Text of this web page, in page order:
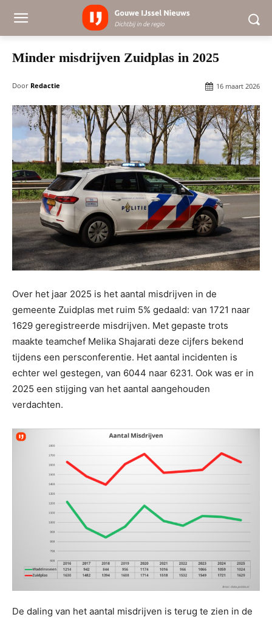
Minder misdrijven Zuidplas in 2025
Door Redactie 16 maart 2026
Over het jaar 2025 is het aantal misdrijven in de
gemeente Zuidplas met ruim 5% gedaald: van 1721 naar
1629 geregistreerde misdrijven. Met gepaste trots
maakte teamchef Melika Shajarati deze cijfers bekend
tijdens een persconferentie. Het aantal incidenten is
echter wel gestegen, van 6044 naar 6231. Ook was er in
2025 een stijging van het aantal aangehouden
verdachten.
De daling van het aantal misdrijven is terug te zien in de